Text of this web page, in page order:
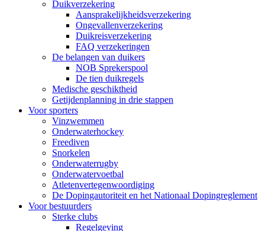
Duikverzekering
Aansprakelijkheidsverzekering
Ongevallenverzekering
Duikreisverzekering
FAQ verzekeringen
De belangen van duikers
NOB Sprekerspool
De tien duikregels
Medische geschiktheid
Getijdenplanning in drie stappen
Voor sporters
Vinzwemmen
Onderwaterhockey
Freediven
Snorkelen
Onderwaterrugby
Onderwatervoetbal
Atletenvertegenwoordiging
De Dopingautoriteit en het Nationaal Dopingreglement
Voor bestuurders
Sterke clubs
Regelgeving